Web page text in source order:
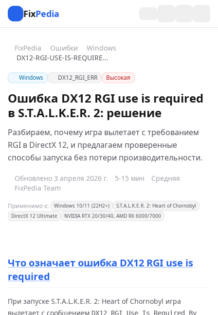
FixPedia
FixPedia Ошибки
Windows
DX12-RGI-USE-IS-REQUIRED-BY-THE-PROJECT-STALKER-2
Windows DX12_RGI_ERR Высокая
Ошибка DX12 RGI use is required
в S.T.A.L.K.E.R. 2: решение
Разбираем, почему игра вылетает с требованием
RGI в DirectX 12, и предлагаем проверенные
способы запуска без потери производительности.
Обновлено 3 апреля 2026 г. 5-15 мин
Средняя
FixPedia Team
Применимо к: Windows 10/11 (22H2+)
S.T.A.L.K.E.R. 2: Heart of Chornobyl
DirectX 12 Ultimate
NVIDIA RTX 20/30/40, AMD RX 6000/7000
Что означает ошибка DX12 RGI use is
required
При запуске S.T.A.L.K.E.R. 2: Heart of Chornobyl игра
вылетает с сообщением DX12 RGI Use Is Required By